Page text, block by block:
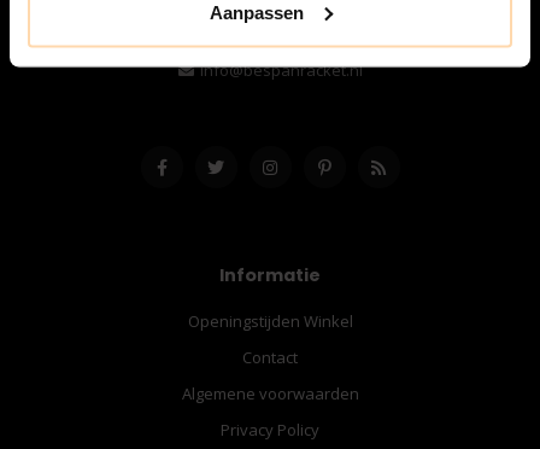
Aanpassen
06-57276080
info@bespanracket.nl
Informatie
Openingstijden Winkel
Contact
Algemene voorwaarden
Privacy Policy